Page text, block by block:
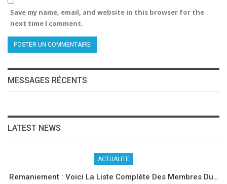
Save my name, email, and website in this browser for the
next time I comment.
MESSAGES RÉCENTS
LATEST NEWS
ACTUALITE
Remaniement : Voici La Liste Complète Des Membres Du…